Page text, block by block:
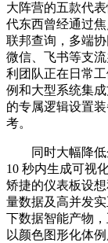
大阵营的五款代
代东西曾经通过
联邦查询，多端
微信、飞书等支
利团队正在日常
例和大型系统集
的专属逻辑设置
考。
同时大幅降低
10 秒内生成可视
矫捷的仪表板设
量数据及高并发
下数据智能产物
以颜色图形化体